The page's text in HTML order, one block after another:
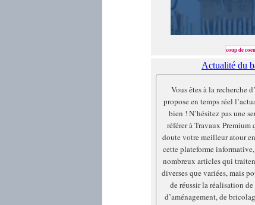
coup de
Actualité du
Vous êtes à la recherche
propose en temps réel
bien ! N’hésitez pas une
référer à Travaux Premium
doute votre meilleur atour
cette plateforme
nombreux articles qui
diverses que variées, mais
de réussir la réalisation
d’aménagement, de